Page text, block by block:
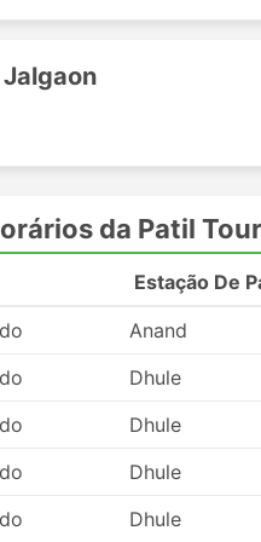
da Patil
Estação De
Anand
Dhule
Dhule
Dhule
Dhule